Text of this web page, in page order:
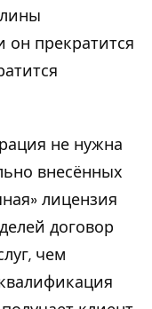
он прекратится
не нужна
внесённых
лицензия
договор
чем